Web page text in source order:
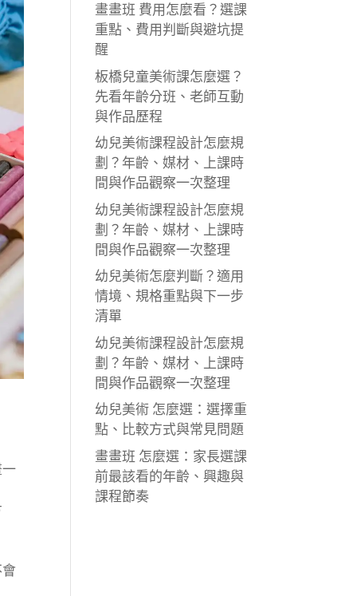
畫畫班 費用怎麼看？選課
重點、費用判斷與避坑提
醒
板橋兒童美術課怎麼選？
先看年齡分班、老師互動
與作品歷程
幼兒美術課程設計怎麼規
劃？年齡、媒材、上課時
間與作品觀察一次整理
幼兒美術課程設計怎麼規
劃？年齡、媒材、上課時
間與作品觀察一次整理
幼兒美術怎麼判斷？適用
情境、規格重點與下一步
清單
幼兒美術課程設計怎麼規
劃？年齡、媒材、上課時
間與作品觀察一次整理
幼兒美術 怎麼選：選擇重
點、比較方式與常見問題
畫畫班 怎麼選：家長選課
前最該看的年齡、興趣與
課程節奏